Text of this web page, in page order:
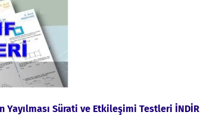
Yayılması Sürati ve Etkileşimi Testleri İNDİR